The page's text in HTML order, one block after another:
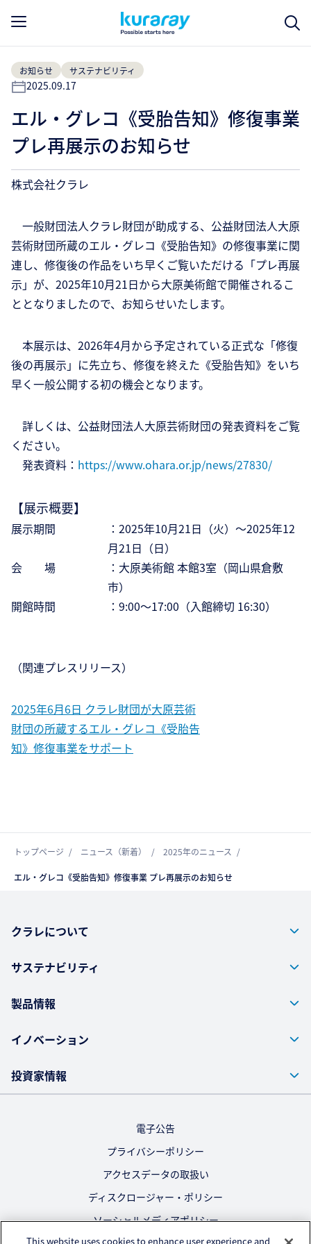
お知らせ サステナビリティ
2025.09.17
エル・グレコ《受胎告知》修復事業
プレ再展示のお知らせ
株式会社クラレ
一般財団法人クラレ財団が助成する、公益財団法人大原
芸術財団所蔵のエル・グレコ《受胎告知》の修復事業に関
連し、修復後の作品をいち早くご覧いただける「プレ再展
示」が、2025年10月21日から大原美術館で開催されるこ
ととなりましたので、お知らせいたします。
本展示は、2026年4月から予定されている正式な「修復
後の再展示」に先立ち、修復を終えた《受胎告知》をいち
早く一般公開する初の機会となります。
詳しくは、公益財団法人大原芸術財団の発表資料をご覧
ください。
発表資料： https://www.ohara.or.jp/news/27830/
【展示概要】
展示期間
：2025年10月21日（火）～2025年12
月21日（日）
会 場
：大原美術館 本館3室（岡山県倉敷
市）
開館時間
：9:00～17:00（入館締切 16:30）
（関連プレスリリース）
2025年6月6日 クラレ財団が大原芸術
財団の所蔵するエル・グレコ《受胎告
知》修復事業をサポート
トップページ ニュース（新着） 2025年のニュース
エル・グレコ《受胎告知》修復事業 プレ再展示のお知らせ
クラレについて
サステナビリティ
製品情報
イノベーション
投資家情報
電子公告
プライバシーポリシー
アクセスデータの取扱い
ディスクロージャー・ポリシー
ソーシャルメディアポリシー
This website uses cookies to enhance user experience and